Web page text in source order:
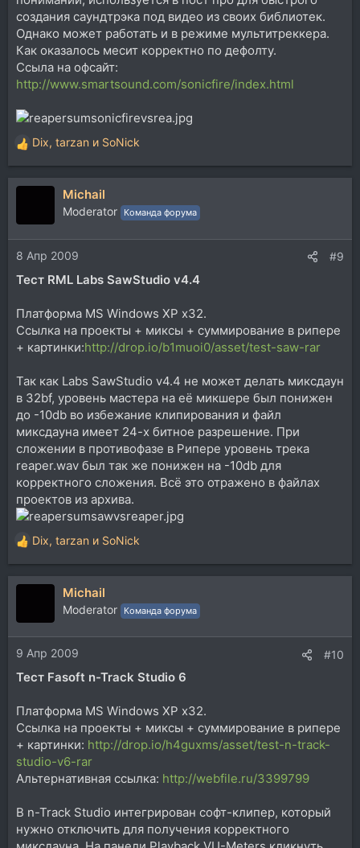
создания саундтрэка под видео из своих библиотек.
Однако может работать и в режиме мультитреккера.
Как оказалось месит корректно по дефолту.
Ссыла на офсайт:
http://www.smartsound.com/sonicfire/index.html
Р
е
а
и
и
:
Dix, tarzan и SoNick
Michail
Moderator Команда форума
8 Апр 2009 #9
Тест RML Labs SawStudio v4.4
Платформа MS Windows XP x32.
Ссылка на проекты + миксы + суммирование в рипере
+ картинки:http://drop.io/b1muoi0/asset/test-saw-rar
Так как Labs SawStudio v4.4 не может делать миксдаун
в 32bf, уровень мастера на её микшере был понижен
до -10db во избежание клипирования и файл
миксдауна имеет 24-х битное разрешение. При
сложении в противофазе в Рипере уровень трека
reaper.wav был так же понижен на -10db для
корректного сложения. Всё это отражено в файлах
проектов из архива.
Р
е
а
и
и
:
Dix, tarzan и SoNick
Michail
Moderator Команда форума
9 Апр 2009 #10
Тест Fasoft n-Track Studio 6
Платформа MS Windows XP x32.
Ссылка на проекты + миксы + суммирование в рипере
+ картинки: http://drop.io/h4guxms/asset/test-n-track-
studio-v6-rar
Альтернативная ссылка: http://webfile.ru/3399799
В n-Track Studio интегрирован софт-клипер, который
нужно отключить для получения корректного